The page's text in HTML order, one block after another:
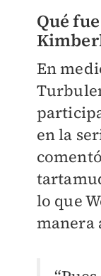
Qué
En
en la
lo que
manera